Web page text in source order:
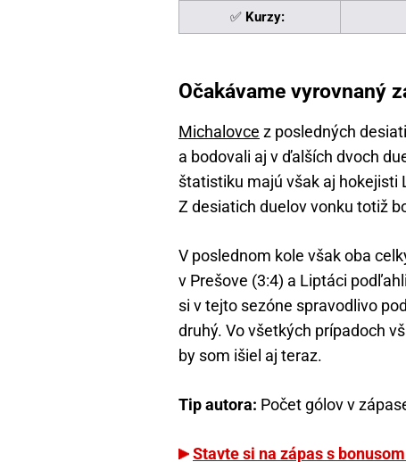
✅ Kurzy:
Očakávame vyrovnaný
Michalovce z posledných
a bodovali aj v ďalších dvoch
štatistiku majú však aj hokejisti
Z desiatich duelov vonku totiž
V poslednom kole však oba
v Prešove (3:4) a Liptáci
si v tejto sezóne spravodlivo
druhý. Vo všetkých prípadoch
by som išiel aj teraz.
Tip autora: Počet gólov v
Stavte si na zápas s